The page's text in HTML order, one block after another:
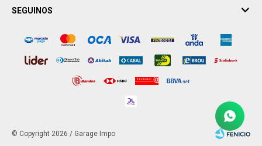
SEGUINOS
© Copyright 2026 / Garage Impo